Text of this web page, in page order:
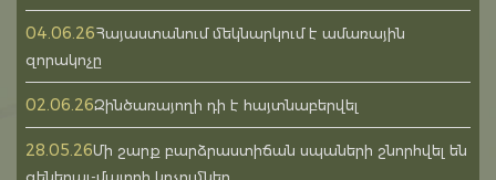
04.06.26Հայաստանում մեկնարկում է ամառային
զորակոչը
02.06.26Զինծառայողի դի է հայտնաբերվել
28.05.26Մի շարք բարձրաստիճան սպաների շնորհվել են